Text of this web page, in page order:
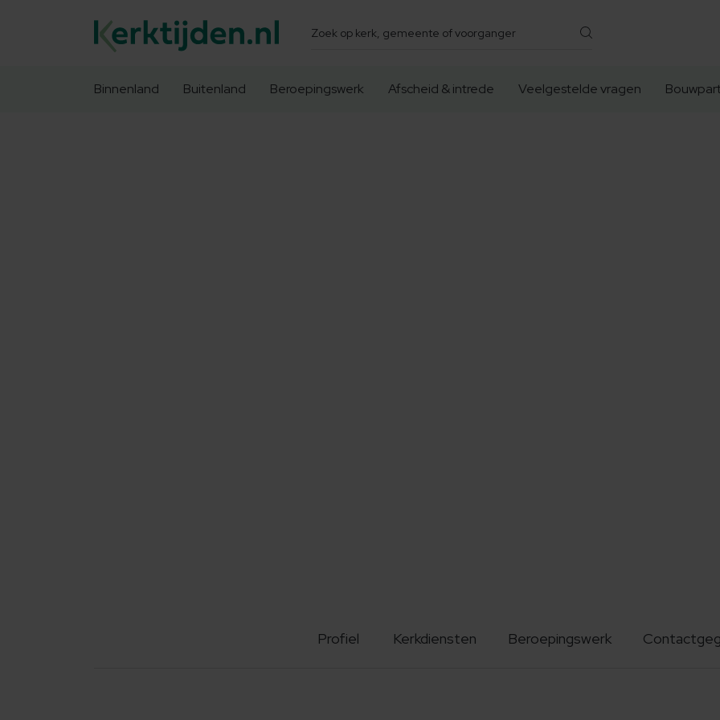
Zoeken
Binnenland Buitenland Beroepingswerk Afscheid & intrede Veelgestelde vragen
Profiel Kerkdiensten Beroepingswerk